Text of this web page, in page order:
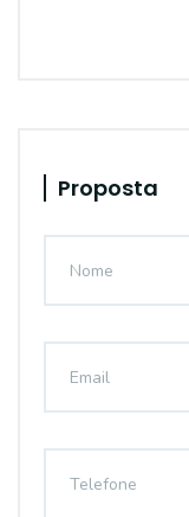
Proposta